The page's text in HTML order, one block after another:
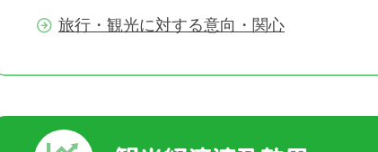
旅行・観光に対する意向・関心